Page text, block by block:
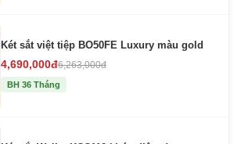
Két sắt việt tiệp BO50FE Luxury màu gold
4,690,000đ6,263,000đ
BH 36 Tháng